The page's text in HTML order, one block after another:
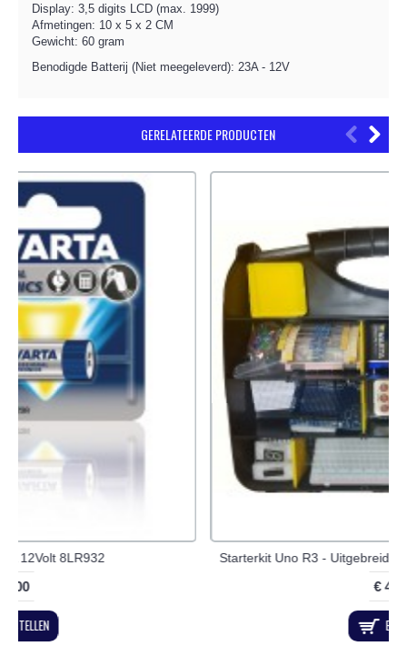
Display: 3,5 digits LCD (max. 1999)
Afmetingen: 10 x 5 x 2 CM
Gewicht: 60 gram
Benodigde Batterij (Niet meegeleverd): 23A - 12V
GERELATEERDE PRODUCTEN
Batterij Varta 23A 12Volt 8LR932